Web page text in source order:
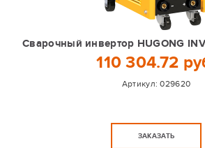
Сварочный инвертор HUGONG
110 304.72
Артикул:029620
ЗАКАЗАТЬ